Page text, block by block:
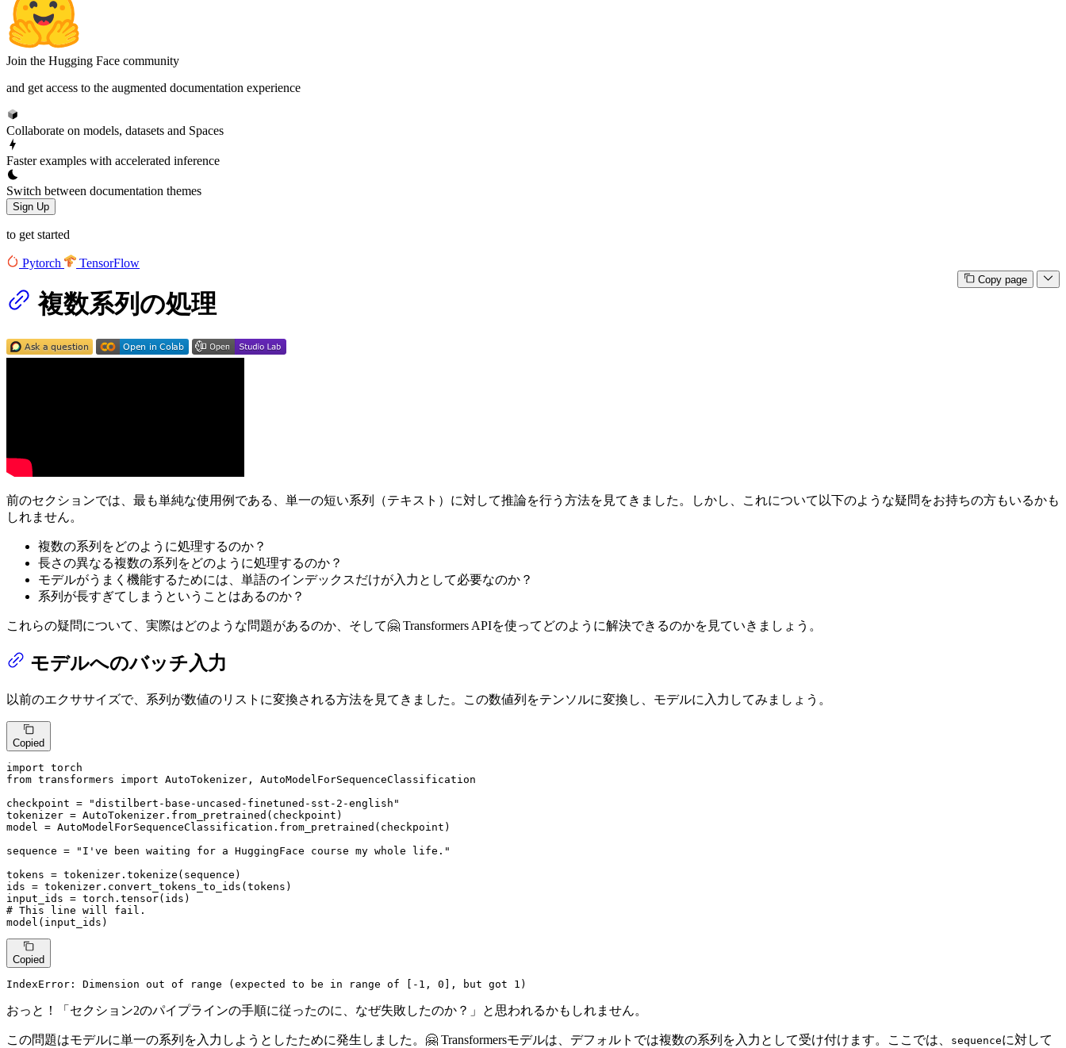
Join the Hugging Face community
and get access to the augmented documentation experience
Collaborate on models, datasets and Spaces
Faster examples with accelerated inference
Switch between documentation themes
Sign Up
to get started
Pytorch TensorFlow
Copy page
複数系列の処理
前のセクションでは、最も単純な使用例である、単一の短い系列（テキスト）に対して推論を行う方法を見てきました。しかし、これについて以下のような疑問をお持ちの方もいるかも
しれません。
複数の系列をどのように処理するのか？
長さの異なる複数の系列をどのように処理するのか？
モデルがうまく機能するためには、単語のインデックスだけが入力として必要なのか？
系列が長すぎてしまうということはあるのか？
これらの疑問について、実際はどのような問題があるのか、そして🤗 Transformers APIを使ってどのように解決できるのかを見ていきましょう。
モデルへのバッチ入力
以前のエクササイズで、系列が数値のリストに変換される方法を見てきました。この数値列をテンソルに変換し、モデルに入力してみましょう。
Copied
import
from transformers import AutoTokenizer, AutoModelForSequenceClassification
checkpoint =
"distilbert-base-uncased-finetuned-sst-2-english"
tokenizer = AutoTokenizer.from_pretrained(checkpoint)
model = AutoModelForSequenceClassification.from_pretrained(checkpoint)
sequence =
"I've been waiting for a HuggingFace course my whole life."
tokens = tokenizer.tokenize(sequence)
ids = tokenizer.convert_tokens_to_ids(tokens)
# This line will fail.
model(input_ids)
Copied
IndexError: Dimension out of range (expected to be in range of [- 1 , 0 ], but got 1 )
おっと！「セクション2のパイプラインの手順に従ったのに、なぜ失敗したのか？」と思われるかもしれません。
この問題はモデルに単一の系列を入力しようとしたために発生しました。🤗 Transformersモデルは、デフォルトでは複数の系列を入力として受け付けます。ここでは、 sequenceに対して